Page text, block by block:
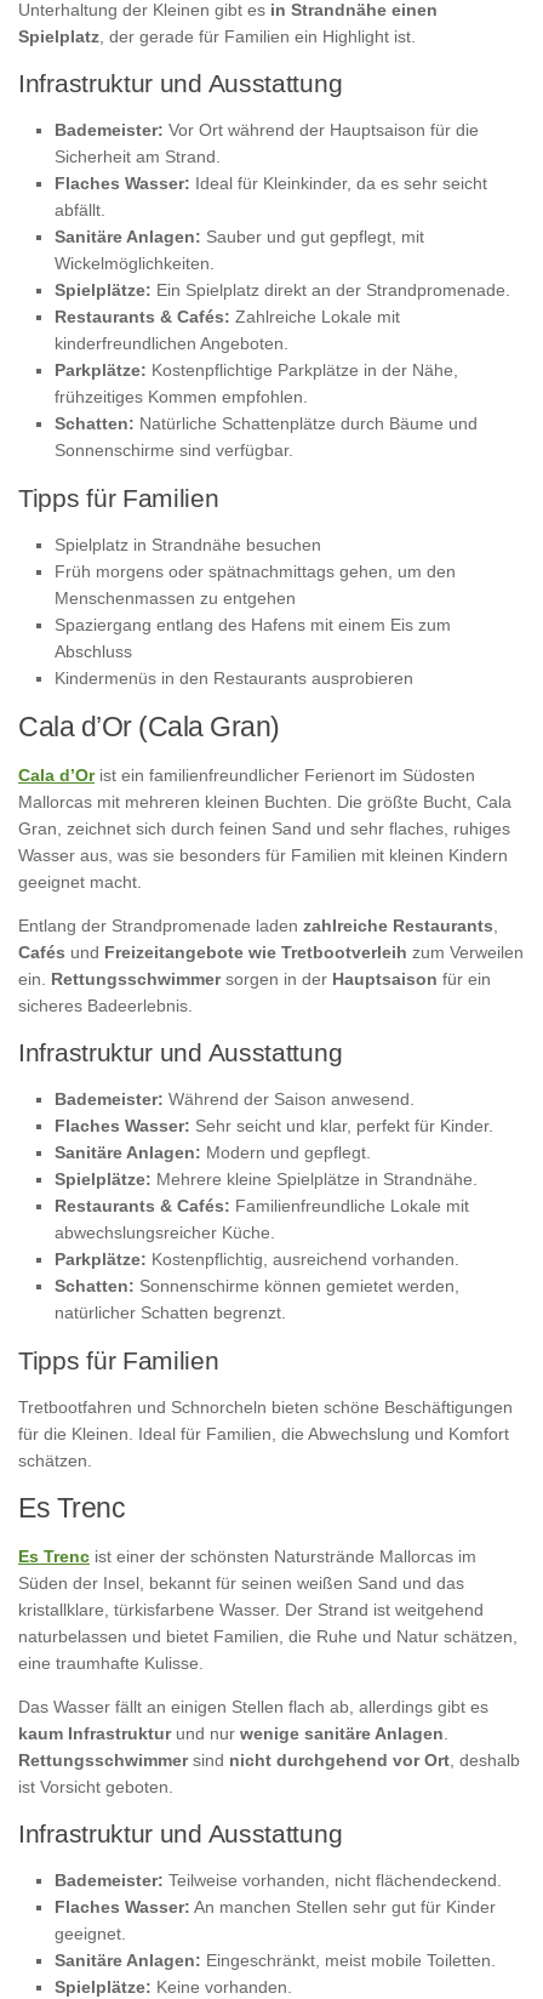
Unterhaltung der Kleinen gibt es in Strandnähe einen
Spielplatz , der gerade für Familien ein Highlight ist.
Infrastruktur und Ausstattung
Bademeister: Vor Ort während der Hauptsaison für die
Sicherheit am Strand.
Flaches Wasser: Ideal für Kleinkinder, da es sehr seicht
abfällt.
Sanitäre Anlagen: Sauber und gut gepflegt, mit
Wickelmöglichkeiten.
Spielplätze: Ein Spielplatz direkt an der Strandpromenade.
Restaurants & Cafés: Zahlreiche Lokale mit
kinderfreundlichen Angeboten.
Parkplätze: Kostenpflichtige Parkplätze in der Nähe,
frühzeitiges Kommen empfohlen.
Schatten: Natürliche Schattenplätze durch Bäume und
Sonnenschirme sind verfügbar.
Tipps für Familien
Spielplatz in Strandnähe besuchen
Früh morgens oder spätnachmittags gehen, um den
Menschenmassen zu entgehen
Spaziergang entlang des Hafens mit einem Eis zum
Abschluss
Kindermenüs in den Restaurants ausprobieren
Cala d’Or (Cala Gran)
Cala d’Orist ein familienfreundlicher Ferienort im Südosten
Mallorcas mit mehreren kleinen Buchten. Die größte Bucht, Cala
Gran, zeichnet sich durch feinen Sand und sehr flaches, ruhiges
Wasser aus, was sie besonders für Familien mit kleinen Kindern
geeignet macht.
Entlang der Strandpromenade laden zahlreiche Restaurants
Cafés und Freizeitangebote wie Tretbootverleih zum Verweilen
ein. Rettungsschwimmersorgen in der Hauptsaison für ein
sicheres Badeerlebnis.
Infrastruktur und Ausstattung
Bademeister: Während der Saison anwesend.
Flaches Wasser: Sehr seicht und klar, perfekt für Kinder.
Sanitäre Anlagen: Modern und gepflegt.
Spielplätze: Mehrere kleine Spielplätze in Strandnähe.
Restaurants & Cafés: Familienfreundliche Lokale mit
abwechslungsreicher Küche.
Parkplätze: Kostenpflichtig, ausreichend vorhanden.
Schatten: Sonnenschirme können gemietet werden,
natürlicher Schatten begrenzt.
Tipps für Familien
Tretbootfahren und Schnorcheln bieten schöne Beschäftigungen
für die Kleinen. Ideal für Familien, die Abwechslung und Komfort
schätzen.
Es Trenc
Es Trenc ist einer der schönsten Naturstrände Mallorcas im
Süden der Insel, bekannt für seinen weißen Sand und das
kristallklare, türkisfarbene Wasser. Der Strand ist weitgehend
naturbelassen und bietet Familien, die Ruhe und Natur schätzen,
eine traumhafte Kulisse.
Das Wasser fällt an einigen Stellen flach ab, allerdings gibt es
kaum Infrastrukturund nur wenige sanitäre Anlagen
Rettungsschwimmersind nicht durchgehend vor Ort , deshalb
ist Vorsicht geboten.
Infrastruktur und Ausstattung
Bademeister: Teilweise vorhanden, nicht flächendeckend.
Flaches Wasser: An manchen Stellen sehr gut für Kinder
geeignet.
Sanitäre Anlagen: Eingeschränkt, meist mobile Toiletten.
Spielplätze: Keine vorhanden.